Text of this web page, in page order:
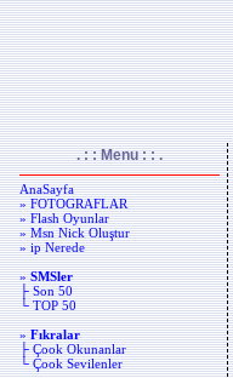
. : : Menu : : .
AnaSayfa
» FOTOGRAFLAR
» Flash Oyunlar
» Msn Nick Oluştur
» ip Nerede
»SMSler
├ Son 50
└ TOP 50
»Fıkralar
├ Çook Okunanlar
└ Çook Sevilenler